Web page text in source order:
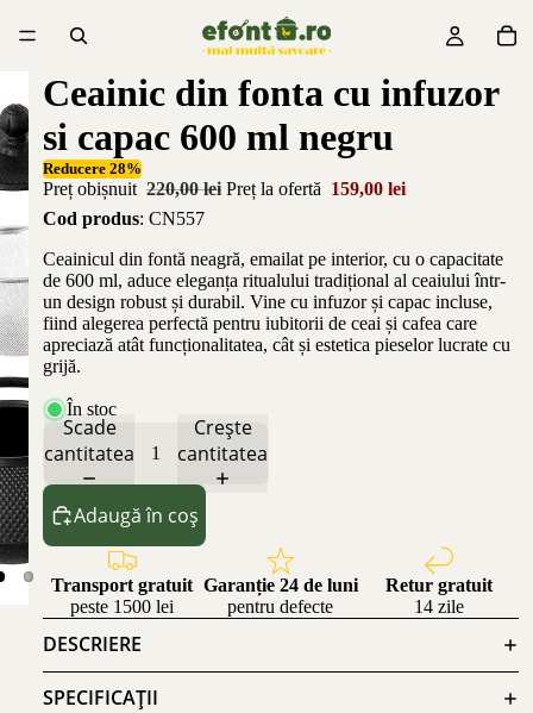
Ceainic din fonta cu infuzor
si capac 600 ml negru
Reducere 28%
Preț obișnuit 220,00 lei Preț la ofertă 159,00 lei
Cod produs: CN557
Ceainicul din fontă neagră, emailat pe interior, cu o capacitate
de 600 ml, aduce eleganța ritualului tradițional al ceaiului într-
un design robust și durabil. Vine cu infuzor și capac incluse,
fiind alegerea perfectă pentru iubitorii de ceai și cafea care
apreciază atât funcționalitatea, cât și estetica pieselor lucrate cu
grijă.
În stoc
Scade
cantitatea
Crește
cantitatea
Adaugă în coș
Transport gratuit
peste 1500 lei
Garanție 24 de luni
pentru defecte
Retur gratuit
14 zile
DESCRIERE
SPECIFICAȚII